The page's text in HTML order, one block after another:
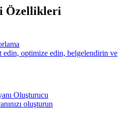
Özellikleri
optimize edin, belgelendirin ve
Oluşturucu
oluşturun